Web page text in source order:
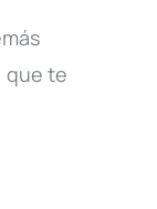
que te